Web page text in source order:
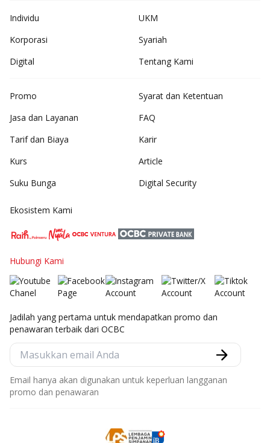
Individu
UKM
Korporasi
Syariah
Digital
Tentang Kami
Promo
Jasa dan Layanan
Tarif dan Biaya
Kurs
Suku Bunga
Syarat dan Ketentuan
FAQ
Karir
Article
Digital Security
Ekosistem Kami
Hubungi Kami
Jadilah yang pertama untuk mendapatkan promo dan
penawaran terbaik dari OCBC
Email hanya akan digunakan untuk keperluan langganan
promo dan penawaran